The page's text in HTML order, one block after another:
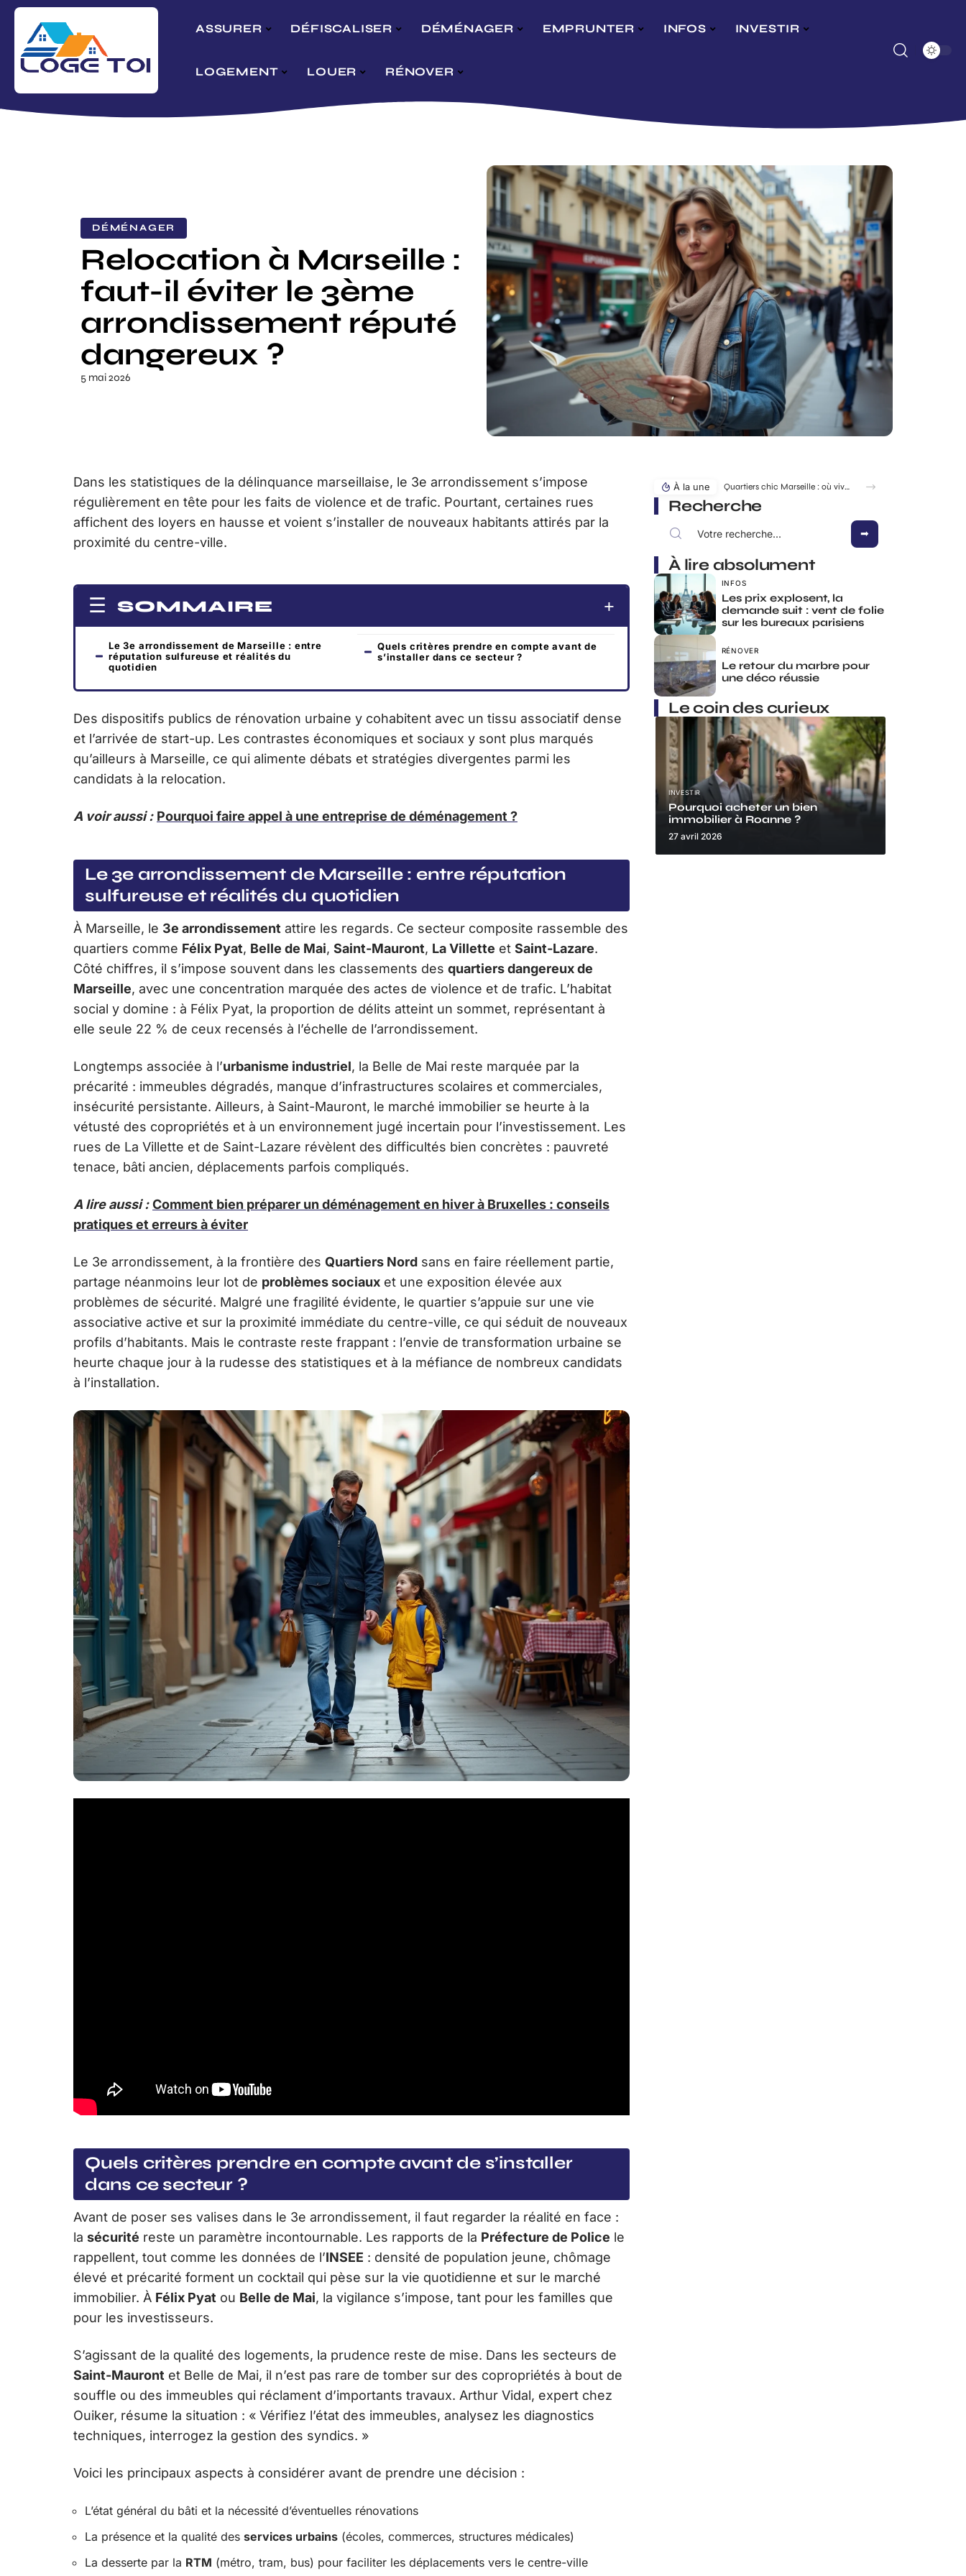
ASSURER DÉFISCALISER DÉMÉNAGER EMPRUNTER INFOS INVESTIR
LOGEMENT LOUER RÉNOVER
DÉMÉNAGER
Relocation à Marseille :
faut-il éviter le 3ème
arrondissement réputé
dangereux ?
5 mai 2026
Dans les statistiques de la délinquance marseillaise, le 3e arrondissement s’impose
régulièrement en tête pour les faits de violence et de trafic. Pourtant, certaines rues
affichent des loyers en hausse et voient s’installer de nouveaux habitants attirés par la
proximité du centre-ville.
SOMMAIRE
Le 3e arrondissement de Marseille : entre
réputation sulfureuse et réalités du
quotidien
Quels critères prendre en compte avant de
s’installer dans ce secteur ?
Des dispositifs publics de rénovation urbaine y cohabitent avec un tissu associatif dense
et l’arrivée de start-up. Les contrastes économiques et sociaux y sont plus marqués
qu’ailleurs à Marseille, ce qui alimente débats et stratégies divergentes parmi les
candidats à la relocation.
A voir aussi : Pourquoi faire appel à une entreprise de déménagement ?
Le 3e arrondissement de Marseille : entre réputation
sulfureuse et réalités du quotidien
À Marseille, le 3e arrondissement attire les regards. Ce secteur composite rassemble des
quartiers comme Félix Pyat, Belle de Mai, Saint-Mauront, La Villette et Saint-Lazare.
Côté chiffres, il s’impose souvent dans les classements des quartiers dangereux de
Marseille, avec une concentration marquée des actes de violence et de trafic. L’habitat
social y domine : à Félix Pyat, la proportion de délits atteint un sommet, représentant à
elle seule 22 % de ceux recensés à l’échelle de l’arrondissement.
Longtemps associée à l’urbanisme industriel, la Belle de Mai reste marquée par la
précarité : immeubles dégradés, manque d’infrastructures scolaires et commerciales,
insécurité persistante. Ailleurs, à Saint-Mauront, le marché immobilier se heurte à la
vétusté des copropriétés et à un environnement jugé incertain pour l’investissement. Les
rues de La Villette et de Saint-Lazare révèlent des difficultés bien concrètes : pauvreté
tenace, bâti ancien, déplacements parfois compliqués.
A lire aussi : Comment bien préparer un déménagement en hiver à Bruxelles : conseils
pratiques et erreurs à éviter
Le 3e arrondissement, à la frontière des Quartiers Nord sans en faire réellement partie,
partage néanmoins leur lot de problèmes sociaux et une exposition élevée aux
problèmes de sécurité. Malgré une fragilité évidente, le quartier s’appuie sur une vie
associative active et sur la proximité immédiate du centre-ville, ce qui séduit de nouveaux
profils d’habitants. Mais le contraste reste frappant : l’envie de transformation urbaine se
heurte chaque jour à la rudesse des statistiques et à la méfiance de nombreux candidats
à l’installation.
Quels critères prendre en compte avant de s’installer
dans ce secteur ?
Avant de poser ses valises dans le 3e arrondissement, il faut regarder la réalité en face :
la sécurité reste un paramètre incontournable. Les rapports de la Préfecture de Police le
rappellent, tout comme les données de l’INSEE : densité de population jeune, chômage
élevé et précarité forment un cocktail qui pèse sur la vie quotidienne et sur le marché
immobilier. À Félix Pyat ou Belle de Mai, la vigilance s’impose, tant pour les familles que
pour les investisseurs.
S’agissant de la qualité des logements, la prudence reste de mise. Dans les secteurs de
Saint-Mauront et Belle de Mai, il n’est pas rare de tomber sur des copropriétés à bout de
souffle ou des immeubles qui réclament d’importants travaux. Arthur Vidal, expert chez
Ouiker, résume la situation : « Vérifiez l’état des immeubles, analysez les diagnostics
techniques, interrogez la gestion des syndics. »
Voici les principaux aspects à considérer avant de prendre une décision :
L’état général du bâti et la nécessité d’éventuelles rénovations
La présence et la qualité des services urbains (écoles, commerces, structures médicales)
La desserte par la RTM (métro, tram, bus) pour faciliter les déplacements vers le centre-ville
À la une Quartiers chic Marseille : où vivre au calme sans s’exiler ?
Recherche
À lire absolument
INFOS
Les prix explosent, la
demande suit : vent de folie
sur les bureaux parisiens
RÉNOVER
Le retour du marbre pour
une déco réussie
Le coin des curieux
INVESTIR
Pourquoi acheter un bien
immobilier à Roanne ?
27 avril 2026